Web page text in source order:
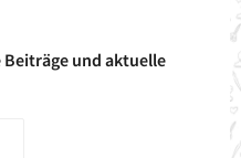
und aktuelle